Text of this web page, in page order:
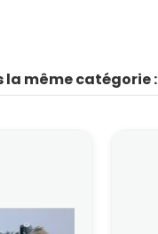
la même catégorie :